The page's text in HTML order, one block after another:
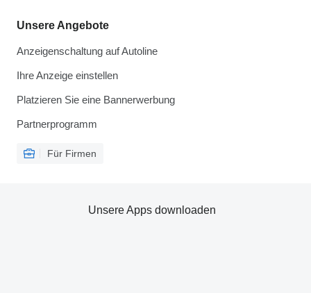
Unsere Angebote
Anzeigenschaltung auf Autoline
Ihre Anzeige einstellen
Platzieren Sie eine Bannerwerbung
Partnerprogramm
Für Firmen
Unsere Apps downloaden